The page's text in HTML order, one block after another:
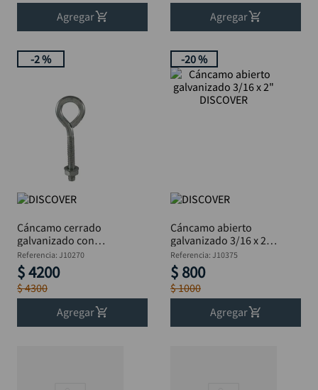
Agregar
Agregar
-2 %
Cáncamo cerrado
galvanizado con
tuerca 3/8 x 4"
DISCOVER
Referencia: J10270
$4200
$4300
Agregar
-20 %
Cáncamo abierto
galvanizado 3/16 x 2"
DISCOVER
Referencia: J10375
$ 800
$1000
Agregar